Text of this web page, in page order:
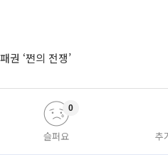
권 ‘쩐의 전쟁’
슬퍼요
0
추